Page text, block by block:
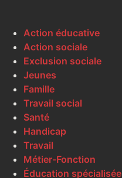
Action éducative
Action sociale
Exclusion sociale
Jeunes
Famille
Travail social
Santé
Handicap
Travail
Métier-Fonction
Éducation spécialisée